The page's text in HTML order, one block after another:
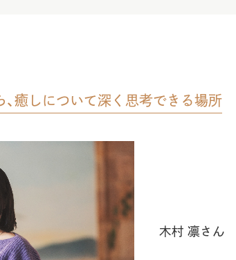
癒しについて深く思考できる場所
木村 凛さん